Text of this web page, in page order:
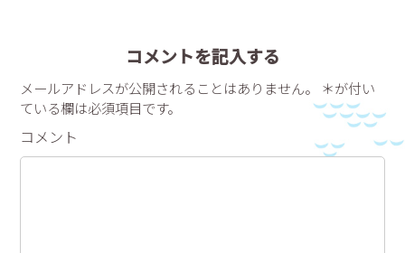
コメントを記入する
メールアドレスが公開されることはありません。 ＊が付い
ている欄は必須項目です。
コメント